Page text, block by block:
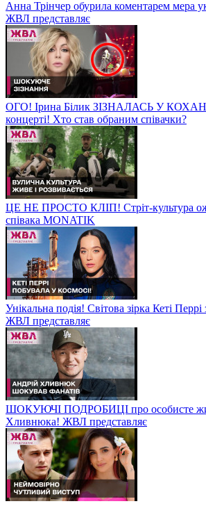
Анна Трінчер обурила коментарем мера
ЖВЛ представляє
ОГО! Ірина Білик ЗІЗНАЛАСЬ У
концерті! Хто став обраним співачки?
ЦЕ НЕ ПРОСТО КЛІП! Стріт-культура
співака MONATIK
Унікальна подія! Світова зірка Кеті
ЖВЛ представляє
ШОКУЮЧІ ПОДРОБИЦІ про особисте
Хливнюка! ЖВЛ представляє